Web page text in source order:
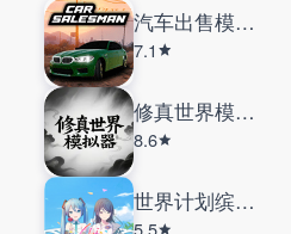
汽车出售模拟器汉化版
7.1
修真世界模拟器
8.6
世界计划缤纷舞台台服